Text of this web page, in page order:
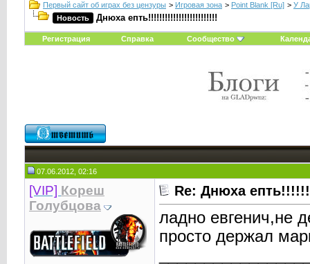
Первый сайт об играх без цензуры > Игровая зона > Point Blank [Ru] > У
Новость
Днюха епть!!!!!!!!!!!!!!!!!!!!!!!!!
Регистрация Справка Сообщество
07.06.2012, 02:16
[VIP] Кореш
Голубцова
Re: Днюха
ладно евгенич,не
просто держал